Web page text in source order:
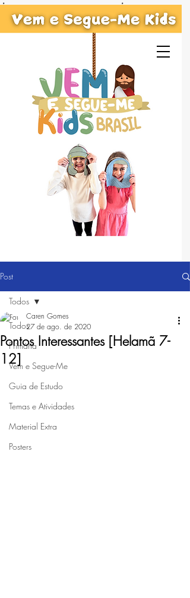
Post
Todos
Primária
Vem e Segue-Me
Guia de Estudo
Temas e Atividades
Material Extra
Posters
Todos
Pontos Interessantes [Helamã 7-
12]
Caren Gomes
27 de ago. de 2020